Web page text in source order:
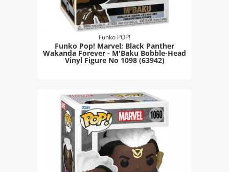
Funko POP!
Funko Pop! Marvel: Black Panther
Wakanda Forever - M'Baku Bobble-Head
Vinyl Figure Νο 1098 (63942)